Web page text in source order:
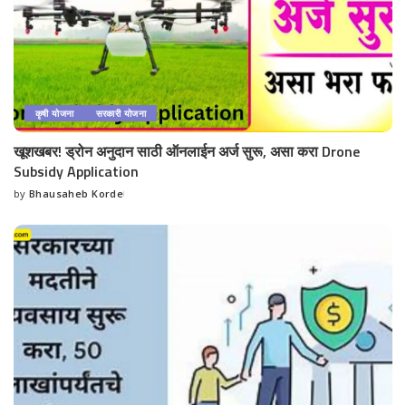
कृषी योजना सरकारी योजना
खूशखबर! ड्रोन अनुदान साठी ऑनलाईन अर्ज सुरू, असा करा Drone
Subsidy Application
Posted
by Bhausaheb Korde